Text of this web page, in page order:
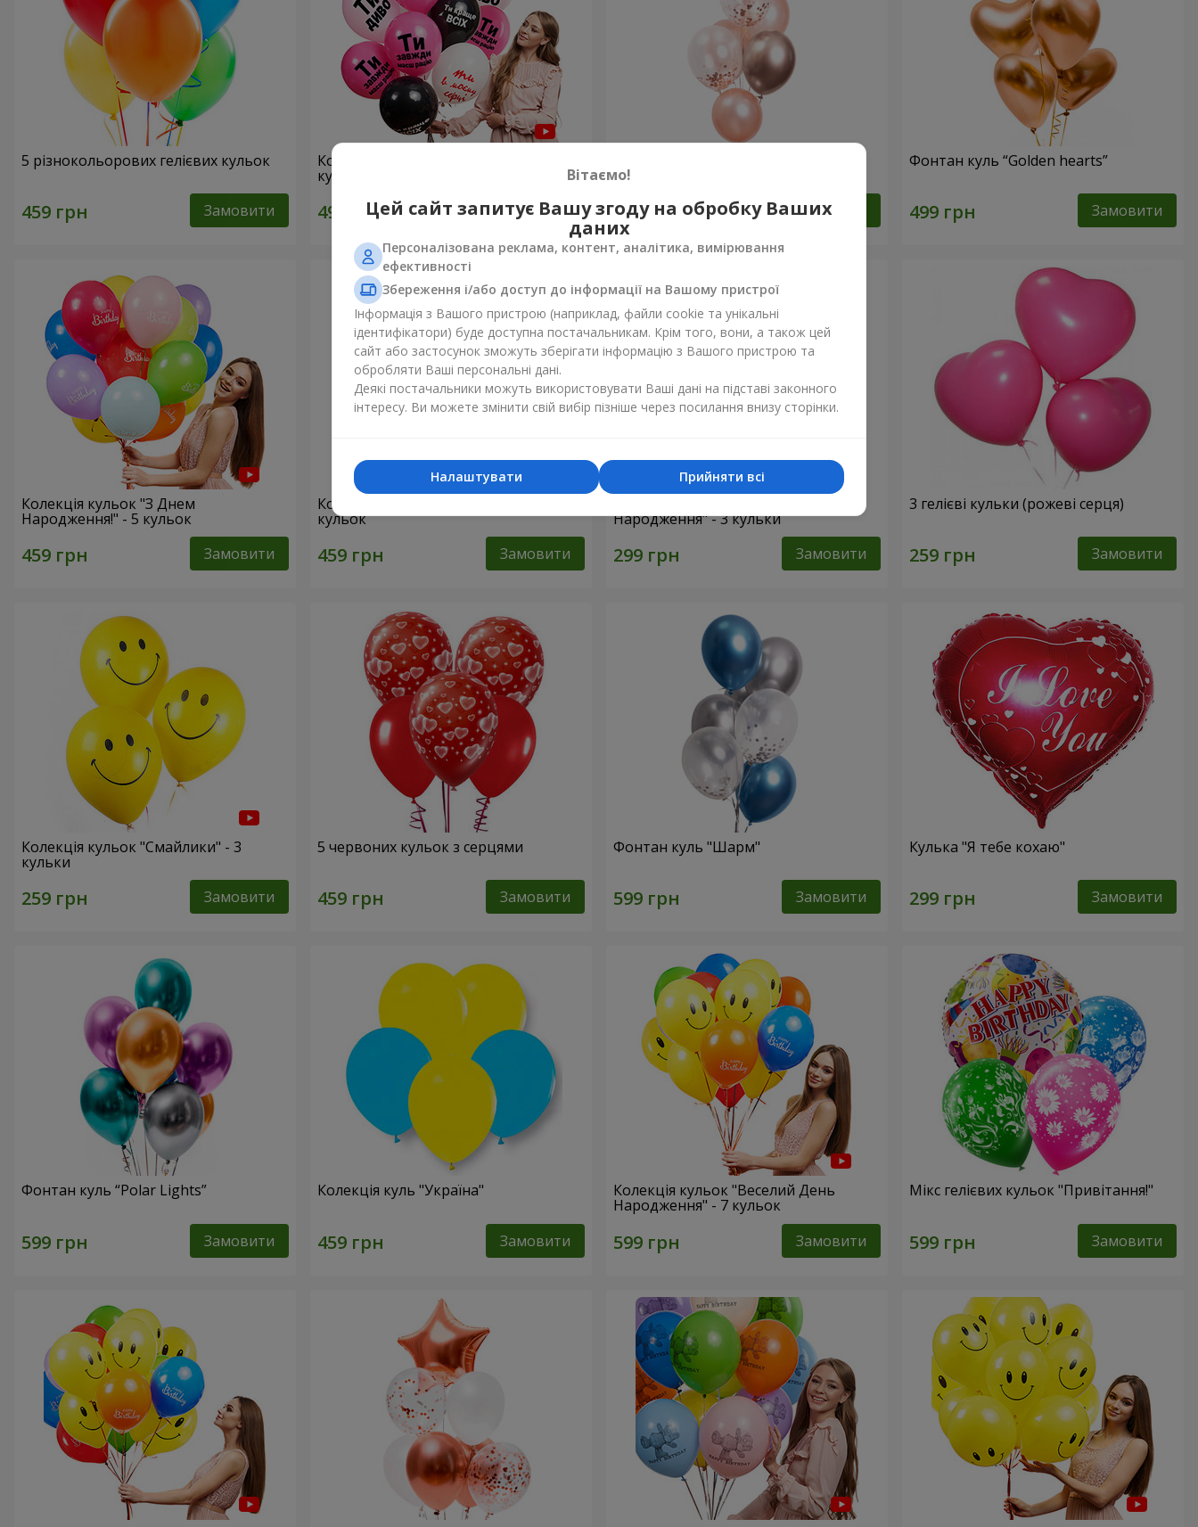
5 різнокольорових гелієвих кульок
Замовити
Колекція кульок для неї "Ти диво!" - 5
кульок
Замовити
Замовити
Фонтан куль “Golden hearts”
Замовити
Колекція кульок "З Днем
Народження!" - 5 кульок
Замовити
Колекція кульок "Коханій Матусі!" - 5
кульок
Замовити
Народження" - 3 кульки
Замовити
3 гелієві кульки (рожеві серця)
Замовити
Колекція кульок "Смайлики" - 3
кульки
Замовити
5 червоних кульок з серцями
Замовити
Фонтан куль "Шарм"
Замовити
Кулька "Я тебе кохаю"
Замовити
Фонтан куль “Polar Lights”
Замовити
Колекція куль "Україна"
Замовити
Колекція кульок "Веселий День
Народження" - 7 кульок
Замовити
Мікс гелієвих кульок "Привітання!"
Замовити
Вітаємо!
Цей сайт запитує Вашу згоду на обробку Ваших
даних
Персоналізована реклама, контент, аналітика, вимірювання
ефективності
Збереження і/або доступ до інформації на Вашому пристрої
Інформація з Вашого пристрою (наприклад, файли cookie та унікальні
ідентифікатори) буде доступна постачальникам. Крім того, вони, а також цей
сайт або застосунок зможуть зберігати інформацію з Вашого пристрою та
обробляти Ваші персональні дані.
Деякі постачальники можуть використовувати Ваші дані на підставі законного
інтересу. Ви можете змінити свій вибір пізніше через посилання внизу сторінки.
Прийняти всі
Налаштувати